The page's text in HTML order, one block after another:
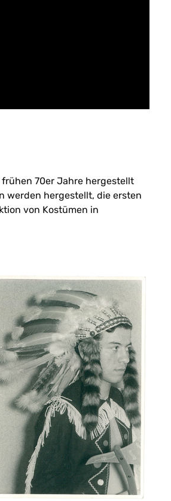
70er Jahre hergestellt
werden hergestellt, die ersten
von Kostümen in